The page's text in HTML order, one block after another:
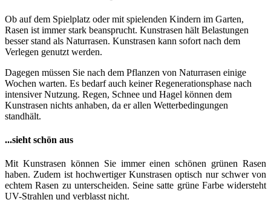
Ob auf dem Spielplatz oder mit spielenden Kindern im Garten,
Rasen ist immer stark beansprucht. Kunstrasen hält Belastungen
besser stand als Naturrasen. Kunstrasen kann sofort nach dem
Verlegen genutzt werden.
Dagegen müssen Sie nach dem Pflanzen von Naturrasen einige
Wochen warten. Es bedarf auch keiner Regenerationsphase nach
intensiver Nutzung. Regen, Schnee und Hagel können dem
Kunstrasen nichts anhaben, da er allen Wetterbedingungen
standhält.
...sieht schön aus
Mit Kunstrasen können Sie immer einen schönen grünen Rasen
haben. Zudem ist hochwertiger Kunstrasen optisch nur schwer von
echtem Rasen zu unterscheiden. Seine satte grüne Farbe widersteht
UV-Strahlen und verblasst nicht.